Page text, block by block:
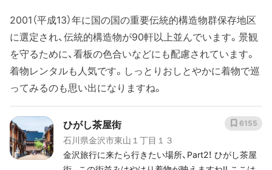
2001（平成13）年に国の国の重要伝統的構造物群保存地区
に選定され、伝統的構造物が90軒以上並んでいます。景観
を守るために、看板の色合いなどにも配慮されています。
着物レンタルも人気です。しっとりおしとやかに着物で巡
ってみるのも思い出になりますね。
ひがし茶屋街
石川県金沢市東山１丁目１３
金沢旅行に来たら行きたい場所、Part2！ ひがし茶屋
6155